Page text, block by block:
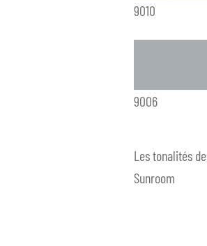
9010
9006
Les tonalités
Sunroom